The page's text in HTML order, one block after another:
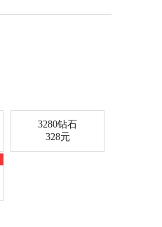
3280钻石
328元